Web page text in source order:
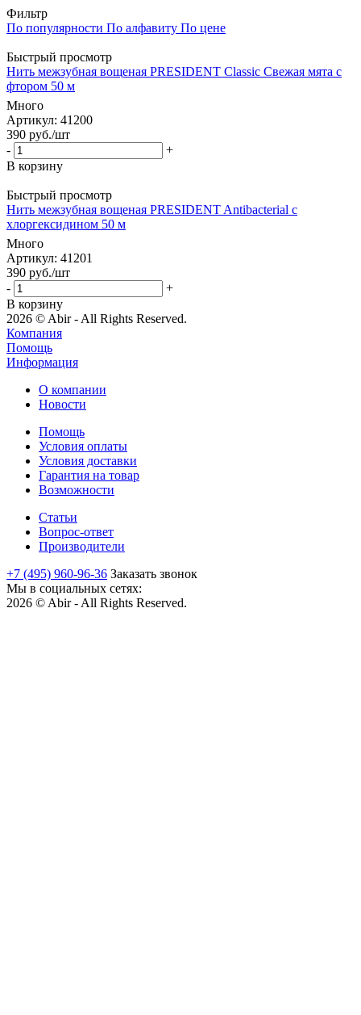
Фильтр
По популярности По алфавиту По цене
Быстрый просмотр
Нить межзубная вощеная PRESIDENT Classic Свежая мята с
фтором 50 м
Много
Артикул: 41200
390 руб./шт
-
+
В корзину
Быстрый просмотр
Нить межзубная вощеная PRESIDENT Antibacterial с
хлоргексидином 50 м
Много
Артикул: 41201
390 руб./шт
-
+
В корзину
2026 © Abir - All Rights Reserved.
Компания
Помощь
Информация
О компании
Новости
Помощь
Условия оплаты
Условия доставки
Гарантия на товар
Возможности
Статьи
Вопрос-ответ
Производители
+7 (495) 960-96-36 Заказать звонок
Мы в социальных сетях:
2026 © Abir - All Rights Reserved.